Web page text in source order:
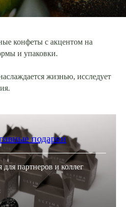
конфеты c акцентом на
и упаковки.
жизнью, исследует
подарки
партнеров и коллег